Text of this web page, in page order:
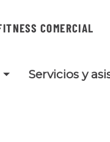
COMERCIAL
Servicios y